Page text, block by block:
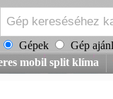
Gépek
Gép
mobil split klíma